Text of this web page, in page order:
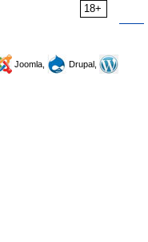
18+
Joomla,
Drupal,